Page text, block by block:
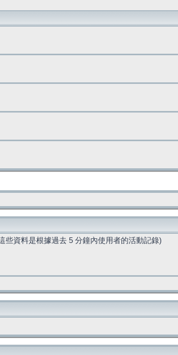
些資料是根據過去 5 分鐘內使用者的活動記錄)